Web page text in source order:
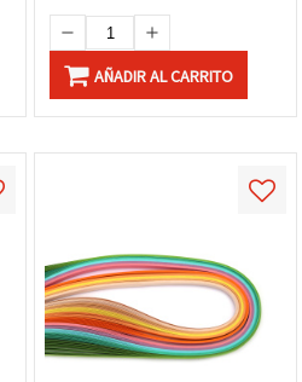
AÑADIR AL CARRITO